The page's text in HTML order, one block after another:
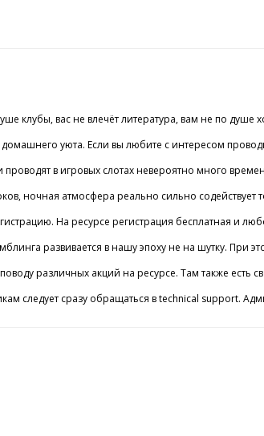
клубы, вас не влечёт литература, вам не по
уюта. Если вы любите с интересом
в игровых слотах невероятно много
атмосфера реально сильно
На ресурсе регистрация бесплатная и
развивается в нашу эпоху не на шутку.
различных акций на ресурсе. Там также есть
следует сразу обращаться в technical support.